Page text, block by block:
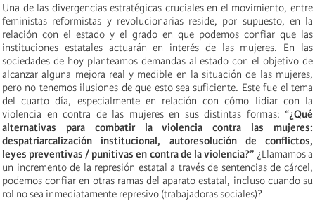
Una de las divergencias estratégicas cruciales en el movimiento, entre
feministas reformistas y revolucionarias reside, por supuesto, en la
relación con el estado y el grado en que podemos confiar que las
instituciones estatales actuarán en interés de las mujeres. En las
sociedades de hoy planteamos demandas al estado con el objetivo de
alcanzar alguna mejora real y medible en la situación de las mujeres,
pero no tenemos ilusiones de que esto sea suficiente. Este fue el tema
del cuarto día, especialmente en relación con cómo lidiar con la
violencia en contra de las mujeres en sus distintas formas: “¿Qué
alternativas para combatir la violencia contra las mujeres:
despatriarcalización institucional, autoresolución de conflictos,
leyes preventivas / punitivas en contra de la violencia?” ¿Llamamos a
un incremento de la represión estatal a través de sentencias de cárcel,
podemos confiar en otras ramas del aparato estatal, incluso cuando su
rol no sea inmediatamente represivo (trabajadoras sociales)?